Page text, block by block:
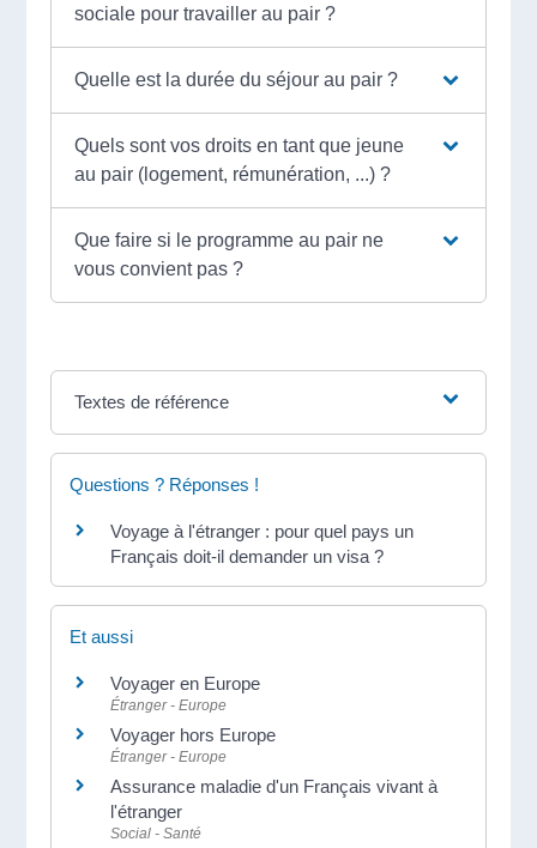
sociale pour travailler au pair ?
Quelle est la durée du séjour au pair ?
Quels sont vos droits en tant que jeune
au pair (logement, rémunération, ...) ?
Que faire si le programme au pair ne
vous convient pas ?
Textes de référence
Questions ? Réponses !
Voyage à l'étranger : pour quel pays un
Français doit-il demander un visa ?
Et aussi
Voyager en Europe
Étranger - Europe
Voyager hors Europe
Étranger - Europe
Assurance maladie d'un Français vivant à
l'étranger
Social - Santé